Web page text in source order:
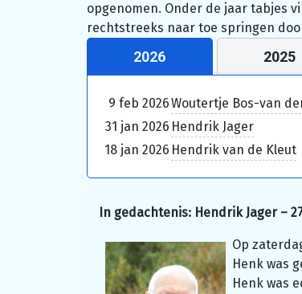
opgenomen. Onder de jaar tabjes
rechtstreeks naar toe springen
2026 2025
9 feb 2026Woutertje Bos-van
31 jan 2026 Hendrik Jager
18 jan 2026 Hendrik van de Kleut
In gedachtenis: Hendrik Jager –
Op
Henk was
Henk was